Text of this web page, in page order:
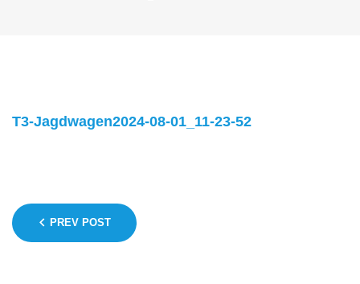
T3-Jagdwagen2024-08-01_11-23-52
Beitragsnavigation
PREV POST